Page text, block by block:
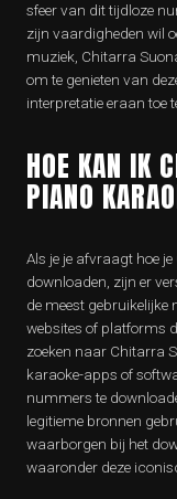
sfeer van dit tijdloze
zijn vaardigheden wil
muziek, Chitarra
om te genieten van
interpretatie eraan toe
HOE KAN IK
PIANO
Als je je afvraagt hoe
downloaden, zijn er
de meest gebruikelijke
websites of platforms
zoeken naar Chitarra
karaoke-apps of
nummers te
legitieme bronnen
waarborgen bij het
waaronder deze